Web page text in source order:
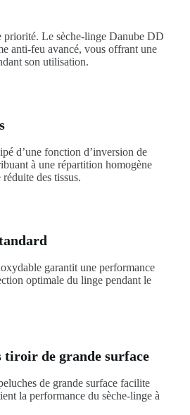
priorité. Le sèche-linge Danube DD
anti-feu avancé, vous offrant une
son utilisation.
d’une fonction d’inversion de
à une répartition homogène
des tissus.
garantit une performance
optimale du linge pendant le
tiroir de grande surface
de grande surface facilite
la performance du sèche-linge à